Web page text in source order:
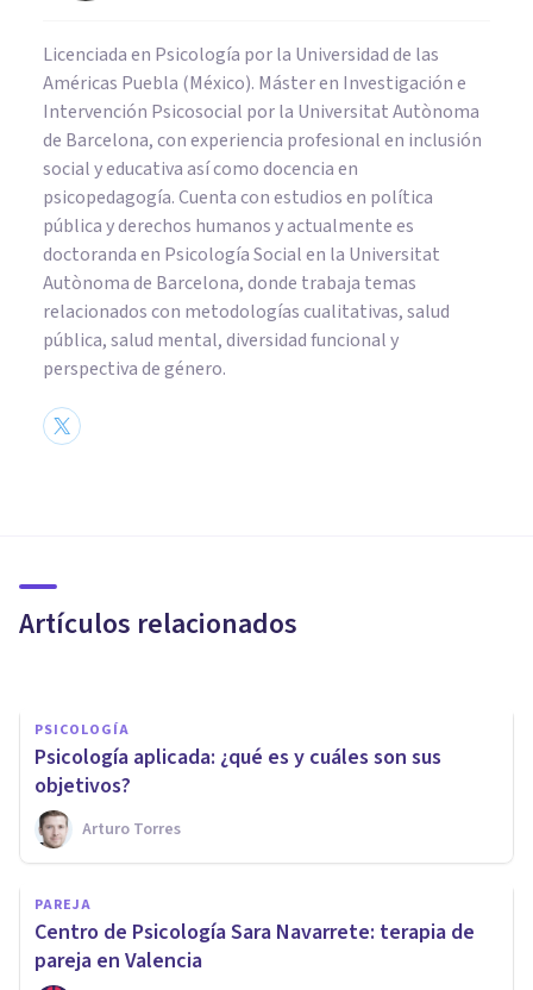
Licenciada en Psicología por la Universidad de las
Américas Puebla (México). Máster en Investigación e
Intervención Psicosocial por la Universitat Autònoma
de Barcelona, con experiencia profesional en inclusión
social y educativa así como docencia en
psicopedagogía. Cuenta con estudios en política
pública y derechos humanos y actualmente es
doctoranda en Psicología Social en la Universitat
Autònoma de Barcelona, donde trabaja temas
relacionados con metodologías cualitativas, salud
pública, salud mental, diversidad funcional y
perspectiva de género.
Artículos relacionados
adiós
PSICOLOGÍA
​Psicología aplicada: ¿qué es y cuáles son sus
objetivos?
Arturo Torres
PAREJA
Centro de Psicología Sara Navarrete: terapia de
pareja en Valencia
​Los 7 mejores Másters en
terapia psicológica